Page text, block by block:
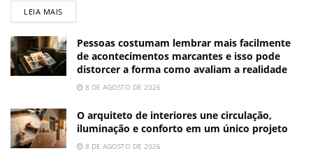
LEIA MAIS
Pessoas costumam lembrar mais facilmente
de acontecimentos marcantes e isso pode
distorcer a forma como avaliam a realidade
8 DE AGOSTO DE 2026
O arquiteto de interiores une circulação,
iluminação e conforto em um único projeto
8 DE AGOSTO DE 2026